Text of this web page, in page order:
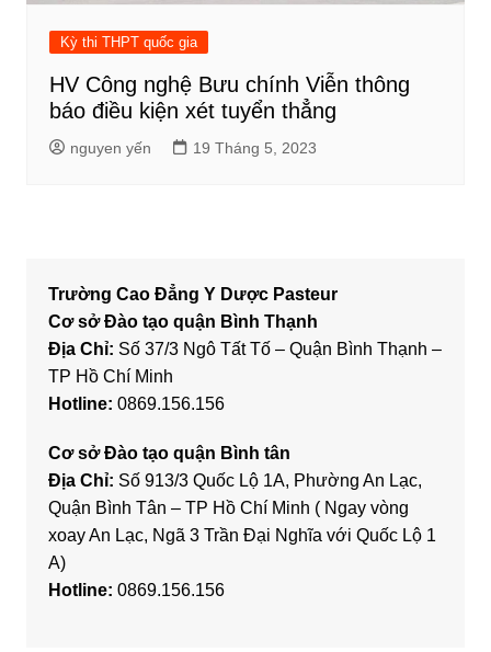
Kỳ thi THPT quốc gia
HV Công nghệ Bưu chính Viễn thông
báo điều kiện xét tuyển thẳng
nguyen yến 19 Tháng 5, 2023
Trường Cao Đẳng Y Dược Pasteur
Cơ sở Đào tạo quận Bình Thạnh
Địa Chỉ: Số 37/3 Ngô Tất Tố – Quận Bình Thạnh –
TP Hồ Chí Minh
Hotline: 0869.156.156
Cơ sở Đào tạo quận Bình tân
Địa Chỉ: Số 913/3 Quốc Lộ 1A, Phường An Lạc,
Quận Bình Tân – TP Hồ Chí Minh ( Ngay vòng
xoay An Lạc, Ngã 3 Trần Đại Nghĩa với Quốc Lộ 1
A)
Hotline: 0869.156.156